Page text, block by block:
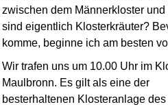
zwischen dem Männerkloster
sind eigentlich Klosterkräuter?
komme, beginne ich am besten
Wir trafen uns um 10.00 Uhr im
Maulbronn. Es gilt als eine der
besterhaltenen Klosteranlage des